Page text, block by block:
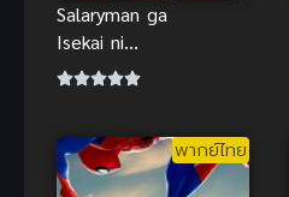
Salaryman ga
Isekai ni
Ittara
Hanashi ถูก
เกณฑ์ไปต่าง
พากย์ไทย